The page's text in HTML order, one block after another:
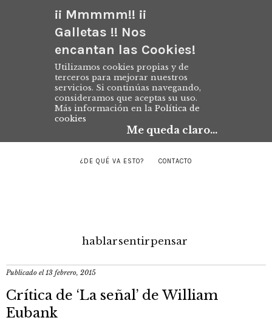
¡¡ Mmmmm!! ¡¡
Galletas !! Nos
encantan las Cookies!
Utilizamos cookies propias y de
terceros para mejorar nuestros
servicios. Si continúas navegando,
consideramos que aceptas su uso.
Más información en la Política de
cookies
Me queda claro...
¿DE QUÉ VA ESTO? CONTACTO
hablarsentirpensar
Publicado el13 febrero, 2015
Crítica de ‘La señal’ de William
Eubank